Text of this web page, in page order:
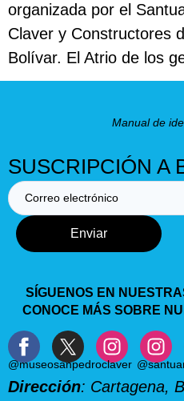
organizada por el
Claver y Constructores
Bolívar. El Atrio de los
Manual de
SUSCRIPCIÓN A
Enviar
SÍGUENOS EN
CONOCE MÁS SOBRE
@museosanpedroclaver
Dirección: Cartagena,